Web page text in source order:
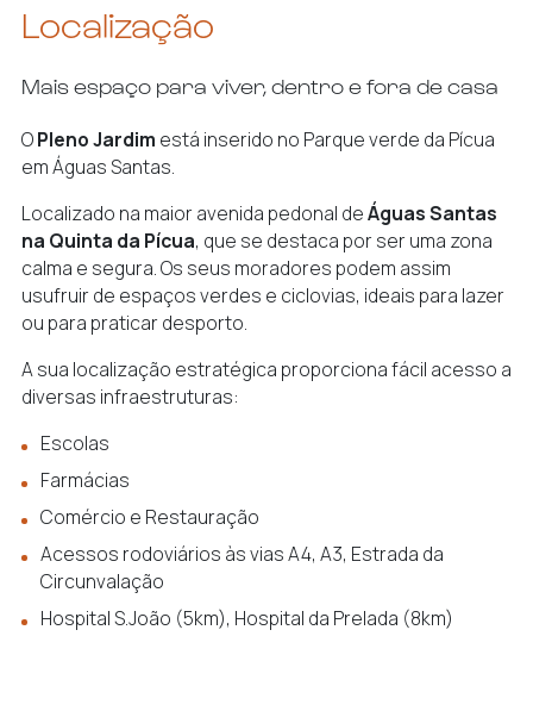
Localização
Mais espaço para viver, dentro e fora de casa
OPleno Jardim está inserido no Parque verde da Pícua
em Águas Santas.
Localizado na maior avenida pedonal deÁguas Santas
na Quinta da Pícua, que se destaca por ser uma zona
calma e segura. Os seus moradores podem assim
usufruir de espaços verdes e ciclovias, ideais para lazer
ou para praticar desporto.
A sua localização estratégica proporciona fácil acesso a
diversas infraestruturas:
Escolas
Farmácias
Comércio e Restauração
Acessos rodoviários às vias A4, A3, Estrada da
Circunvalação
Hospital S.João (5km), Hospital da Prelada (8km)